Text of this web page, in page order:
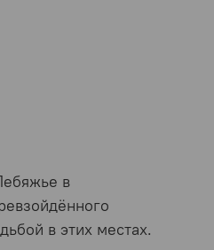
в
в этих местах.